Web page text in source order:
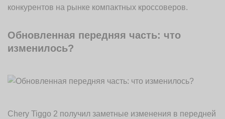
конкурентов на рынке компактных кроссоверов.
Обновленная передняя часть: что
изменилось?
Chery Tiggo 2 получил заметные изменения в передней